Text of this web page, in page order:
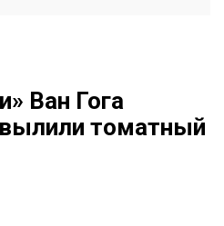
Ван Гога
томатный